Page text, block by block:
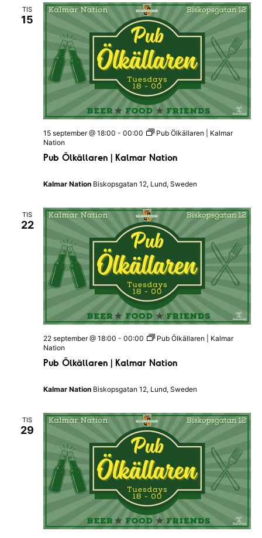
TIS
15
Pub Ölkällaren | Kalmar Nation
15 september @ 18:00 - 00:00
Pub Ölkällaren | Kalmar
Nation
Kalmar Nation Biskopsgatan 12, Lund, Sweden
TIS
22
Pub Ölkällaren | Kalmar Nation
22 september @ 18:00 - 00:00
Pub Ölkällaren | Kalmar
Nation
Kalmar Nation Biskopsgatan 12, Lund, Sweden
TIS
29